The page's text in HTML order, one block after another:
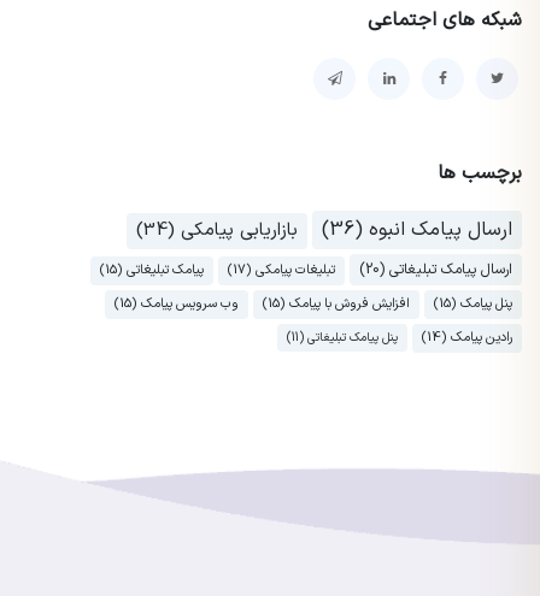
شبکه های اجتماعی
برچسب ها
ارسال پیامک انبوه (36)
بازاریابی پیامکی (34)
ارسال پیامک تبلیغاتی (20) تبلیغات پیامکی (17)
پیامک تبلیغاتی (15)
پنل پیامک (15)
افزایش فروش با پیامک (15)
وب سرویس پیامک (15)
رادین پیامک (14)
پنل پیامک تبلیغاتی (11)